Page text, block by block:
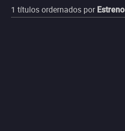
1 títulos ordernados por Estreno